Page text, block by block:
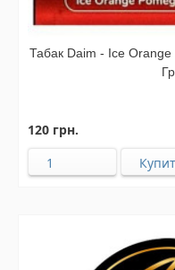
Табак Daim - Ice
120 грн.